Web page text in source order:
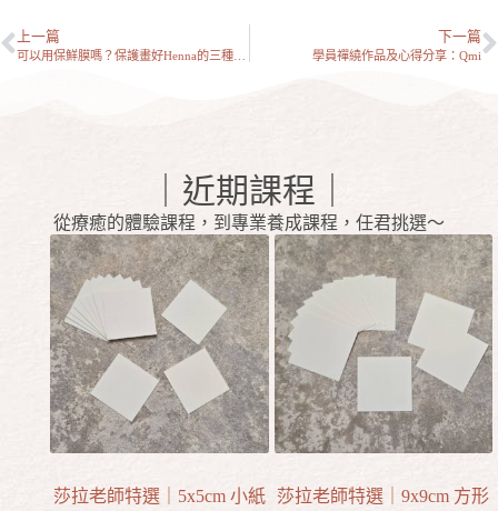
上一篇 下一篇
學員禪繞作品及心得分享：Qmi
｜近期課程｜
從療癒的體驗課程，到專業養成課程，任君挑選～
莎拉老師特選｜5x5cm 小紙
莎拉老師特選｜9x9cm 方形